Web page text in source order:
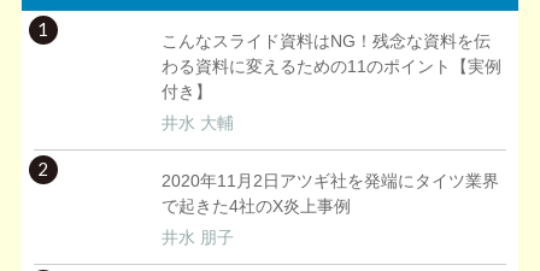
1
こんなスライド資料はNG！残念な資料を伝
わる資料に変えるための11のポイント【実例
付き】
井水 大輔
2
2020年11月2日アツギ社を発端にタイツ業界
で起きた4社のX炎上事例
井水 朋子